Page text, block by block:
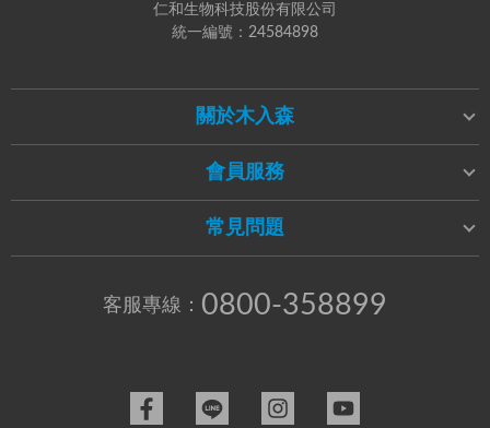
仁和生物科技股份有限公司
統一編號：24584898
關於木入森
會員服務
常見問題
客服專線： 0800-358899